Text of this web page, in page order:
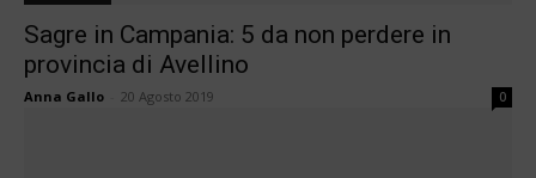
Sagre in Campania: 5 da non perdere in
provincia di Avellino
Anna Gallo 20 Agosto 2019 0